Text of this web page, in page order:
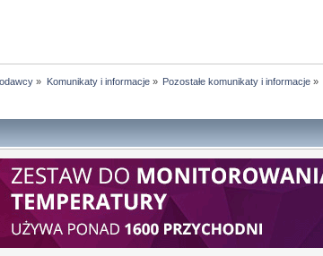
» Komunikaty i informacje» Pozostałe komunikaty i informacje »